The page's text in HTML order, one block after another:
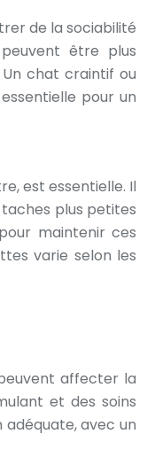
de la sociabilité
être plus
chat craintif ou
pour un
est essentielle. Il
plus petites
maintenir ces
varie selon les
affecter la
et des soins
adéquate, avec un